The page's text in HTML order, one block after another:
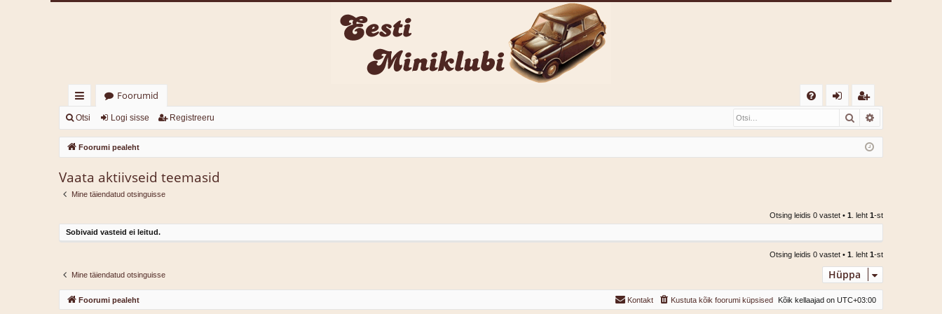
iirl
in
gi
d
Foorumid
K
K
i
sis
eg
ist
re
Otsi Logi sisse Registreeru Otsi
Foorumi pealeht
Vaata aktiivseid teemasid
Mine täiendatud otsinguisse
Otsing leidis 0 vastet • 1. leht 1-st
Sobivaid vasteid ei leitud.
Otsing leidis 0 vastet • 1. leht 1-st
Mine täiendatud otsinguisse Hüppa
Foorumi pealeht Kõik kellaajad on UTC+03:00
Kustuta kõik foorumi küpsised
Kontakt